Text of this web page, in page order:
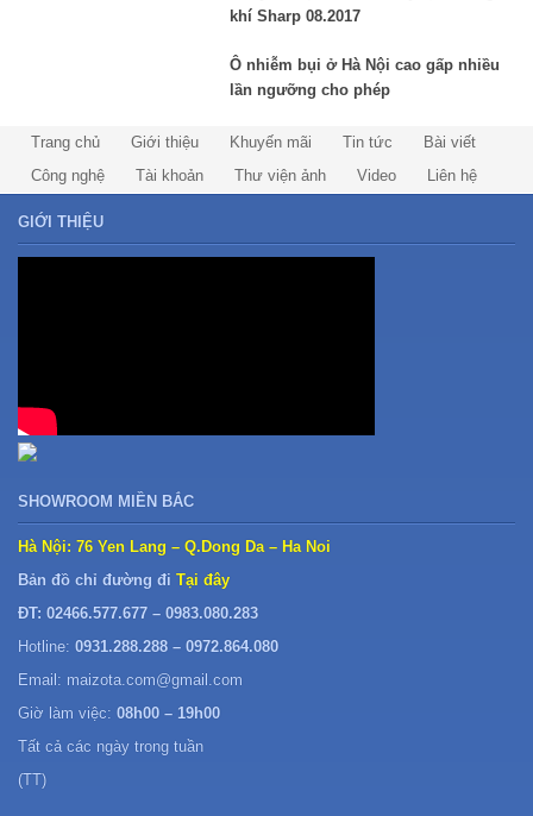
khí Sharp 08.2017
Ô nhiễm bụi ở Hà Nội cao gấp nhiều
lần ngưỡng cho phép
Trang chủ Giới thiệu Khuyến mãi Tin tức
Bài viết
Công nghệ
Tài khoản Thư viện ảnh Video Liên hệ
GIỚI THIỆU
SHOWROOM MIỀN BẮC
Hà Nội: 76 Yen Lang – Q.Dong Da – Ha Noi
Bản đồ chỉ đường đi Tại đây
ĐT: 02466.577.677 – 0983.080.283
Hotline: 0931.288.288 – 0972.864.080
Email: maizota.com@gmail.com
Giờ làm việc: 08h00 – 19h00
Tất cả các ngày trong tuần
(TT)